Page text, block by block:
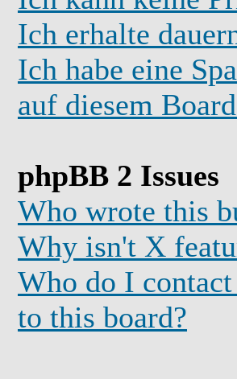
Ich erhalte
Ich habe eine
auf diesem
phpBB 2 Issues
Who wrote this
Why isn't X
Who do I
to this board?